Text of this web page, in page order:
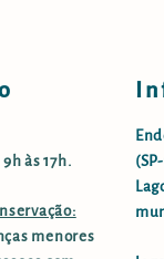
às 17h.
menores